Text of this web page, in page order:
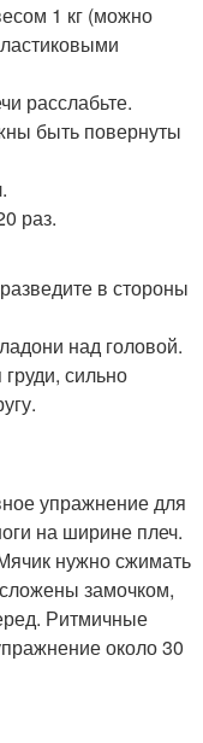
1 кг (можно
расслабьте.
быть повернуты
раз.
в стороны
над головой.
сильно
упражнение для
на ширине плеч.
нужно сжимать
замочком,
Ритмичные
около 30